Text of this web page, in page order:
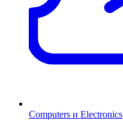
Computers и Electronics